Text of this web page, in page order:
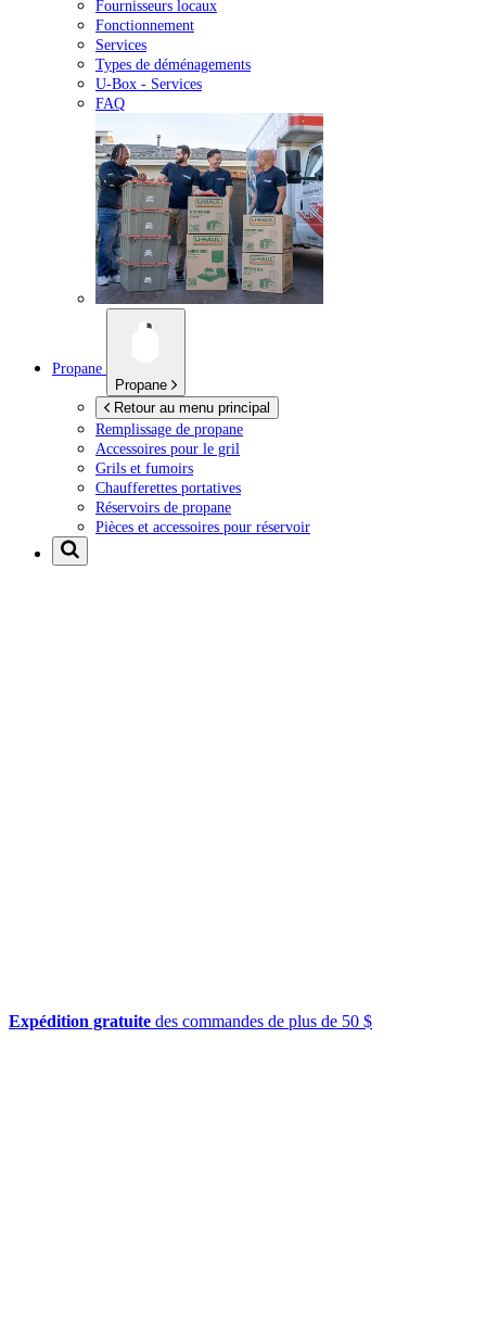
Fournisseurs locaux
Fonctionnement
Services
Types de déménagements
U-Box - Services
FAQ
Propane
Propane
Retour au menu principal
Remplissage de propane
Accessoires pour le gril
Grils et fumoirs
Chaufferettes portatives
Réservoirs de propane
Pièces et accessoires pour réservoir
Expédition gratuite des commandes de plus de 50 $